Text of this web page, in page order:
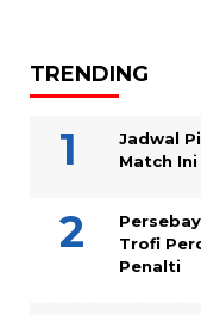
TRENDING
Jadwal
Match
Trofi
Penalti